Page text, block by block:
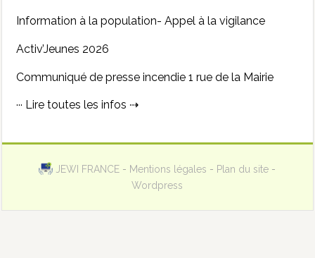
Information à la population- Appel à la vigilance
Activ’Jeunes 2026
Communiqué de presse incendie 1 rue de la Mairie
··· Lire toutes les infos ⇢
JEWI FRANCE - Mentions légales - Plan du site -
Wordpress